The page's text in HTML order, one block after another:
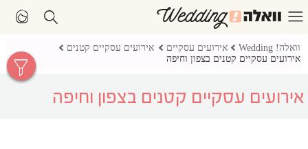
וואלה! Wedding אירועים עסקיים
אירועים עסקיים קטנים
אירועים עסקיים קטנים בצפון וחיפה
אירועים עסקיים קטנים בצפון וחיפה